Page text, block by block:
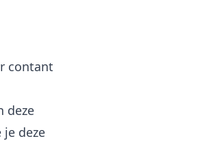
contant
deze
deze